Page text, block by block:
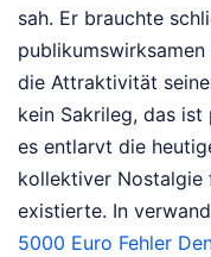
sah. Er brauchte
die Attraktivität
kein Sakrileg, das
es entlarvt die
kollektiver Nostalgie
existierte. In
5000 Euro Fehler